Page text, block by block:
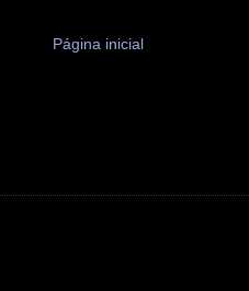
Página inicial